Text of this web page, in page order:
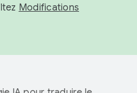
Modifications